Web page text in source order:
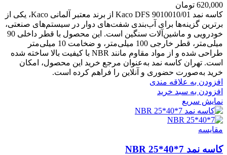
620,000 تومان
کاسه نمد Kaco DFS 9010010/01 از برند معتبر آلمانی Kaco، یکی از
برترین گزینه‌ها برای آب‌بندی شفت‌های دوار در سیستم‌های صنعتی،
خودرویی و ماشین‌آلات سنگین است. این محصول با قطر داخلی 90
میلی‌متر، قطر خارجی 100 میلی‌متر، و ضخامت 10 میلی‌متر
طراحی شده و از مواد مقاوم مانند NBR با کیفیت بالا ساخته شده
است. تهران کاسه نمد به‌عنوان مرجع خرید این محصول، امکان
خرید به‌صورت حضوری و آنلاین را فراهم کرده است.
افزودن به علاقه مندی
افزودن به سبد خرید
نمایش سریع
مقايسه
کاسه نمد NBR 25*40*7